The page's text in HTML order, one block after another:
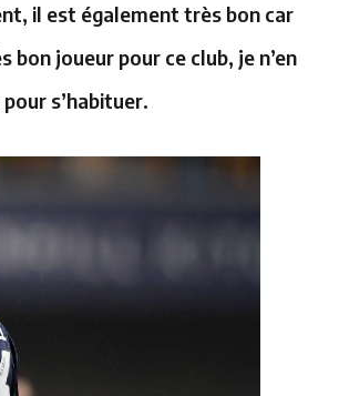
il est également très bon car
joueur pour ce club, je n’en
s’habituer.